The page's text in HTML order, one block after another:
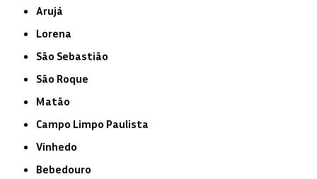
Arujá
Lorena
São Sebastião
São Roque
Matão
Campo Limpo Paulista
Vinhedo
Bebedouro